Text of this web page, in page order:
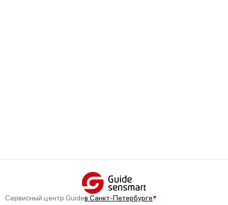
Сервисный центр Guideв Санкт-Петербурге